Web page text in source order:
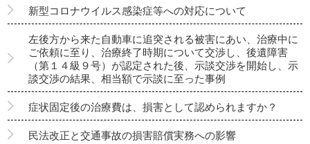
新型コロナウイルス感染症等への対応について
左後方から来た自動車に追突される被害にあい、治療中に
ご依頼に至り、治療終了時期について交渉し、後遺障害
（第１４級９号）が認定された後、示談交渉を開始し、示
談交渉の結果、相当額で示談に至った事例
症状固定後の治療費は、損害として認められますか？
民法改正と交通事故の損害賠償実務への影響